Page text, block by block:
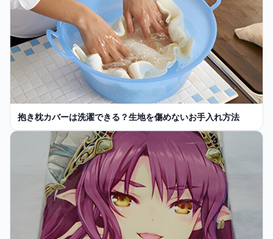
抱き枕カバーは洗濯できる？生地を傷めないお手入れ方法